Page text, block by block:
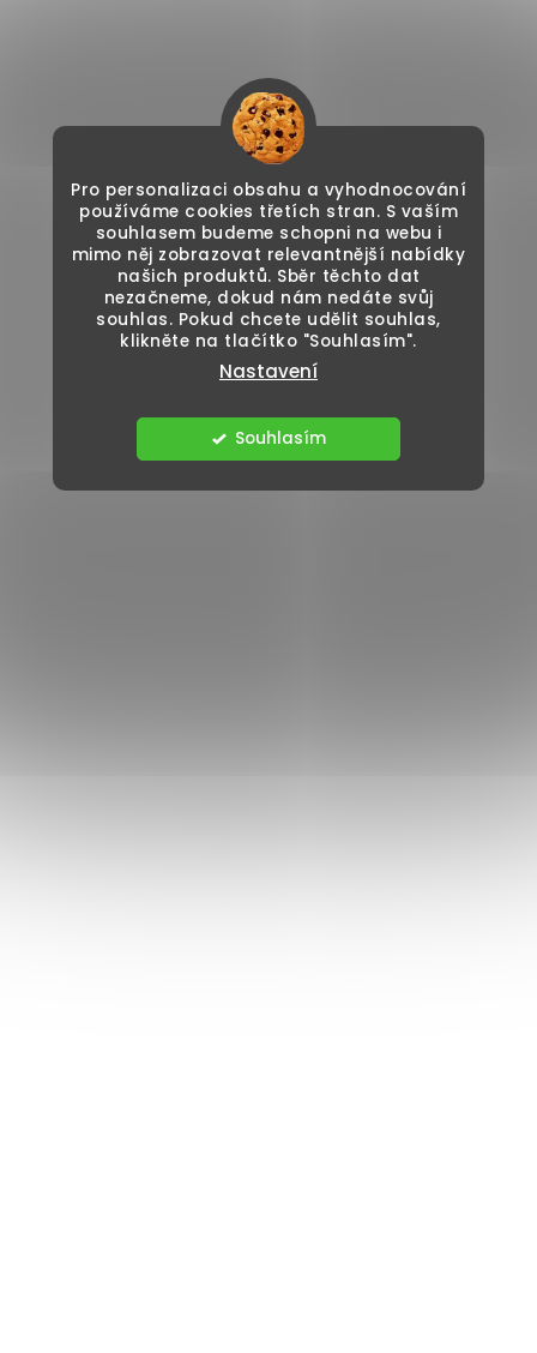
Pro personalizaci obsahu a vyhodnocování
používáme cookies třetích stran. S vaším
souhlasem budeme schopni na webu i
mimo něj zobrazovat relevantnější nabídky
našich produktů. Sběr těchto dat
nezačneme, dokud nám nedáte svůj
souhlas. Pokud chcete udělit souhlas,
klikněte na tlačítko "Souhlasím".
Nastavení
Souhlasím